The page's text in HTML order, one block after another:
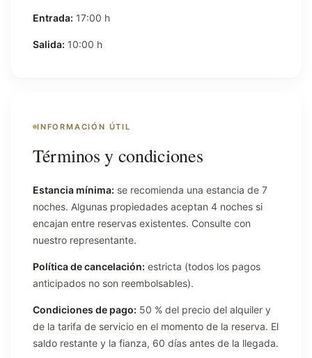
Entrada: 17:00 h
Salida: 10:00 h
INFORMACIÓN ÚTIL
Términos y condiciones
Estancia mínima: se recomienda una estancia de 7
noches. Algunas propiedades aceptan 4 noches si
encajan entre reservas existentes. Consulte con
nuestro representante.
Política de cancelación: estricta (todos los pagos
anticipados no son reembolsables).
Condiciones de pago: 50 % del precio del alquiler y
de la tarifa de servicio en el momento de la reserva. El
saldo restante y la fianza, 60 días antes de la llegada.